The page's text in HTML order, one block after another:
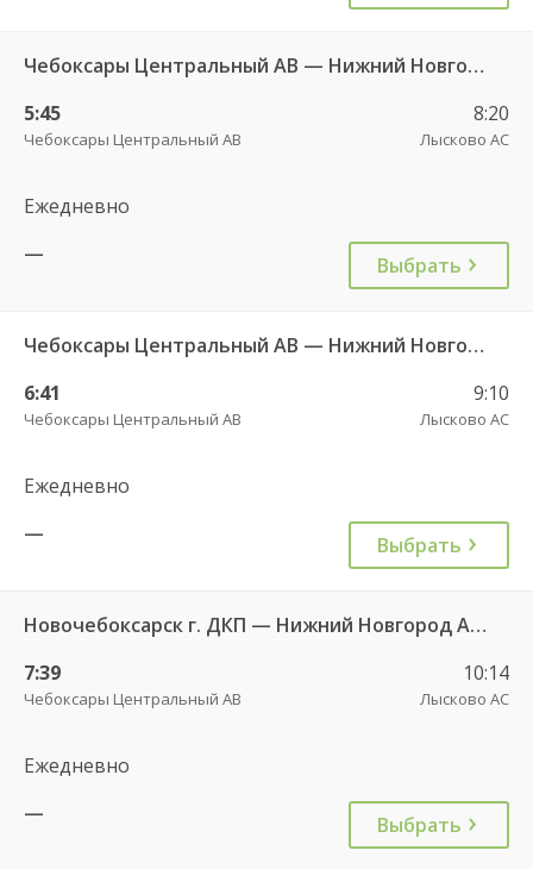
Чебоксары Центральный АВ — Нижний Новгород АС Канавинская 501.
5:45
Чебоксары Центральный АВ
8:20
Лысково АС
Ежедневно
—
Выбрать
Чебоксары Центральный АВ — Нижний Новгород АС Канавинская 501
6:41
Чебоксары Центральный АВ
9:10
Лысково АС
Ежедневно
—
Выбрать
Новочебоксарск г. ДКП — Нижний Новгород Автовокзал «ТПУ Канавинский» 7938
7:39
Чебоксары Центральный АВ
10:14
Лысково АС
Ежедневно
—
Выбрать